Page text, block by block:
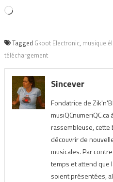
Chargement…
Tagged Gkoot Electronic, musique
téléchargement
Sincever
Fondatrice de
rassembleuse, cette
découvrir de
musicales. Par
temps et attend que
soient présentées,